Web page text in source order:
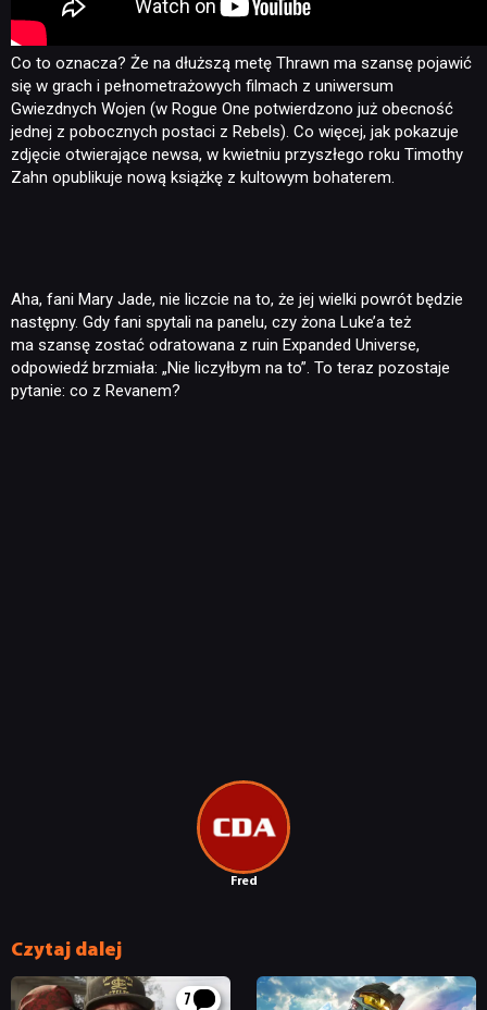
Fred
Co to oznacza? Że na dłuższą metę Thrawn ma szansę pojawić
się w grach i pełnometrażowych filmach z uniwersum
Gwiezdnych Wojen (w Rogue One potwierdzono już obecność
jednej z pobocznych postaci z Rebels). Co więcej, jak pokazuje
zdjęcie otwierające newsa, w kwietniu przyszłego roku Timothy
Zahn opublikuje nową książkę z kultowym bohaterem.
Aha, fani Mary Jade, nie liczcie na to, że jej wielki powrót będzie
następny. Gdy fani spytali na panelu, czy żona Luke’a też
ma szansę zostać odratowana z ruin Expanded Universe,
odpowiedź brzmiała: „Nie liczyłbym na to”. To teraz pozostaje
pytanie: co z Revanem?
Czytaj dalej
7